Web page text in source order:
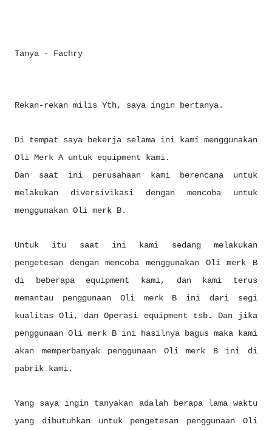
Tanya - Fachry
Rekan-rekan milis Yth, saya ingin bertanya.
Di tempat saya bekerja selama ini kami menggunakan
Oli Merk A untuk equipment kami.
Dan saat ini perusahaan kami berencana untuk
melakukan diversivikasi dengan mencoba untuk
menggunakan Oli merk B.
Untuk itu saat ini kami sedang melakukan
pengetesan dengan mencoba menggunakan Oli merk B
di beberapa equipment kami, dan kami terus
memantau penggunaan Oli merk B ini dari segi
kualitas Oli, dan Operasi equipment tsb. Dan jika
penggunaan Oli merk B ini hasilnya bagus maka kami
akan memperbanyak penggunaan Oli merk B ini di
pabrik kami.
Yang saya ingin tanyakan adalah berapa lama waktu
yang dibutuhkan untuk pengetesan penggunaan Oli